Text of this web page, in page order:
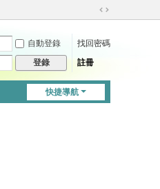
切
到
自動登錄
找回密碼
登錄 註冊
快捷導航